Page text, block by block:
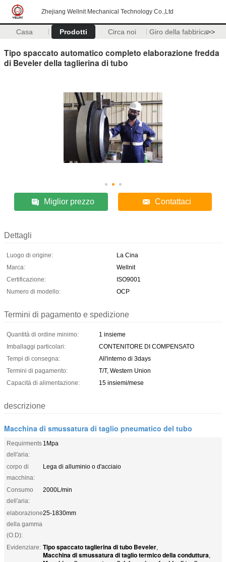
Zhejiang Wellnit Mechanical Technology Co.,Ltd
Casa Prodotti Circa noi Giro della fabbrica>>
Tipo spaccato automatico completo elaborazione fredda
di Beveler della taglierina di tubo
Miglior prezzo Contattaci
Dettagli
Luogo di origine:
La Cina
Marca:
Wellnit
Certificazione:
ISO9001
Numero di modello:
OCP
Termini di pagamento e spedizione
Quantità di ordine minimo:
1 insieme
Imballaggi particolari:
CONTENITORE DI COMPENSATO
Tempi di consegna:
All'interno di 3days
Termini di pagamento:
T/T, Western Union
Capacità di alimentazione:
15 insiemi/mese
descrizione
Macchina di smussatura di taglio pneumatico del tubo
Requirments
dell'aria:
1Mpa
corpo di
macchina:
Lega di alluminio o d'acciaio
Consumo
dell'aria:
2000L/min
elaborazione
della gamma
(O.D):
25-1830mm
Evidenziare: Tipo spaccato taglierina di tubo Beveler,
Macchina di smussatura di taglio termico della conduttura,